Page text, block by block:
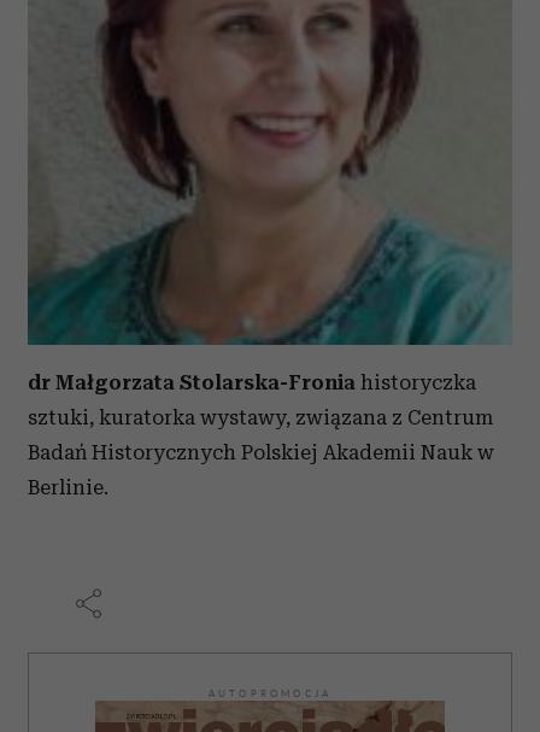
dr Małgorzata Stolarska-Fronia historyczka
sztuki, kuratorka wystawy, związana z Centrum
Badań Historycznych Polskiej Akademii Nauk w
Berlinie.
AUTOPROMOCJA